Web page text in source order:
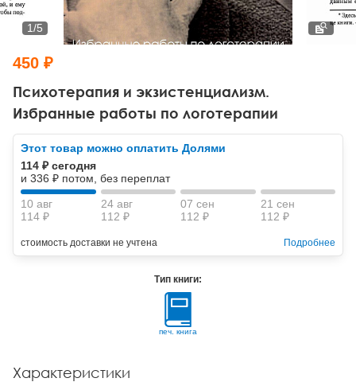
Тревожные расстройства, панические атаки
Психодрама
Другие направления психотерапии
Классический, эриксоновский гипноз и НЛП
НЛП
Психология труда и эргономика
Социальная психология
Социальная и организационная психология
Классический и юнгианский психоанализ
Психотерапия и экзистенциализм.
Избранные работы по логотерапии
1/5
450 ₽
Этот товар можно оплатить Долями
114 ₽ сегодня
и 336 ₽ потом, без переплат
10 авг
114 ₽
24 авг
112 ₽
07 сен
112 ₽
21 сен
112 ₽
стоимость доставки не учтена Подробнее
Тип книги:
печ. книга
Характеристики